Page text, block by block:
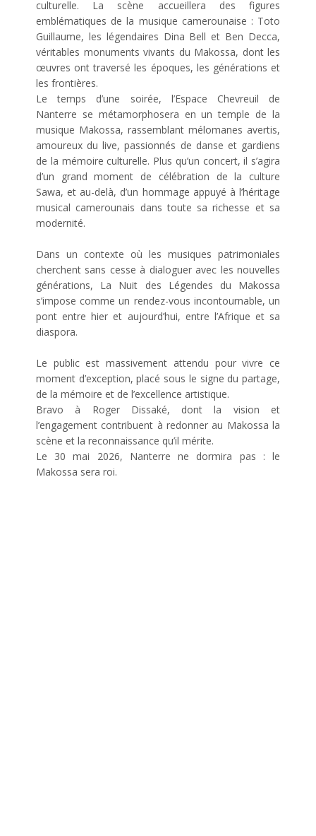
culturelle. La scène accueillera des figures
emblématiques de la musique camerounaise : Toto
Guillaume, les légendaires Dina Bell et Ben Decca,
véritables monuments vivants du Makossa, dont les
œuvres ont traversé les époques, les générations et
les frontières.
Le temps d’une soirée, l’Espace Chevreuil de
Nanterre se métamorphosera en un temple de la
musique Makossa, rassemblant mélomanes avertis,
amoureux du live, passionnés de danse et gardiens
de la mémoire culturelle. Plus qu’un concert, il s’agira
d’un grand moment de célébration de la culture
Sawa, et au-delà, d’un hommage appuyé à l’héritage
musical camerounais dans toute sa richesse et sa
modernité.
Dans un contexte où les musiques patrimoniales
cherchent sans cesse à dialoguer avec les nouvelles
générations, La Nuit des Légendes du Makossa
s’impose comme un rendez-vous incontournable, un
pont entre hier et aujourd’hui, entre l’Afrique et sa
diaspora.
Le public est massivement attendu pour vivre ce
moment d’exception, placé sous le signe du partage,
de la mémoire et de l’excellence artistique.
Bravo à Roger Dissaké, dont la vision et
l’engagement contribuent à redonner au Makossa la
scène et la reconnaissance qu’il mérite.
Le 30 mai 2026, Nanterre ne dormira pas : le
Makossa sera roi.